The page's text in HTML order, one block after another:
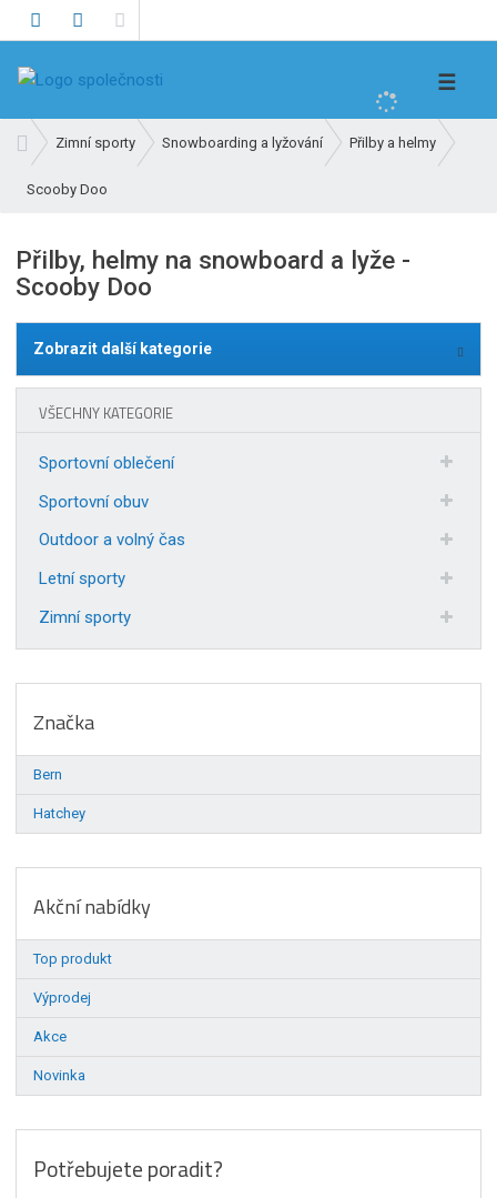
t
☰
v
o
í
s
n
Zimní sporty Snowboarding a lyžování Přilby a helmy
Scooby Doo
Přilby, helmy na snowboard a lyže -
Scooby Doo
Zobrazit další kategorie
VŠECHNY KATEGORIE
Sportovní oblečení
Sportovní obuv
Outdoor a volný čas
Letní sporty
Zimní sporty
Značka
Bern
Hatchey
Akční nabídky
Top produkt
Výprodej
Akce
Novinka
Potřebujete poradit?